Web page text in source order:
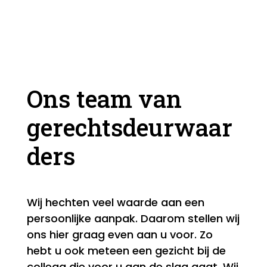
Ons team van
gerechtsdeurwaar
ders
Wij hechten veel waarde aan een
persoonlijke aanpak. Daarom stellen wij
ons hier graag even aan u voor. Zo
hebt u ook meteen een gezicht bij de